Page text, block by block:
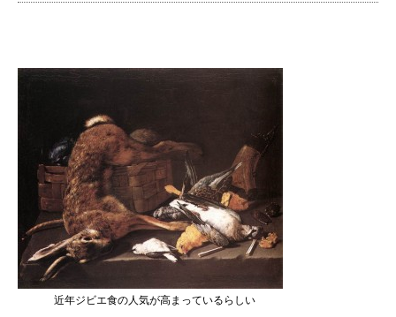
近年ジビエ食の人気が高まっているらしい